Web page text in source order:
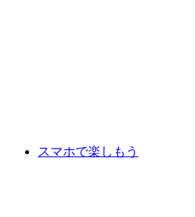
スマホで楽しもう